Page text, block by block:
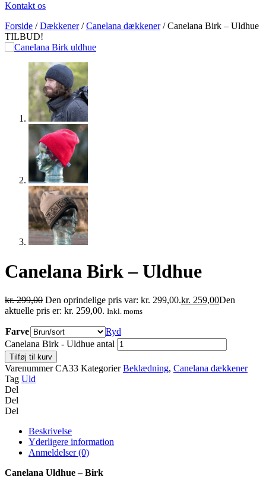
Kontakt os
Forside /Dækkener/Canelana dækkener/ Canelana Birk – Uldhue
TILBUD!
Canelana Birk – Uldhue
kr.299,00 Den oprindelige pris var: kr. 299,00.kr. 259,00Den
aktuelle pris er: kr. 259,00. Inkl. moms
Farve
Ryd
Canelana Birk - Uldhue antal
Tilføj til kurv
VarenummerCA33 Kategorier Beklædning, Canelana dækkener
Tag Uld
Del
Del
Del
Beskrivelse
Yderligere information
Anmeldelser (0)
Canelana Uldhue – Birk